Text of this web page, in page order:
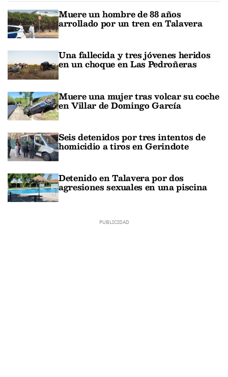
Muere un hombre de 88 años
arrollado por un tren en Talavera
Una fallecida y tres jóvenes heridos
en un choque en Las Pedroñeras
Muere una mujer tras volcar su coche
en Villar de Domingo García
Seis detenidos por tres intentos de
homicidio a tiros en Gerindote
Detenido en Talavera por dos
agresiones sexuales en una piscina